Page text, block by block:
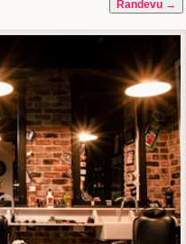
Randevu →